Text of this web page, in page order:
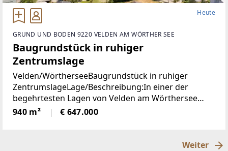
Heute
GRUND UND BODEN 9220 VELDEN AM WÖRTHER SEE
Baugrundstück in ruhiger
Zentrumslage
Velden/WörtherseeBaugrundstück in ruhiger
ZentrumslageLage/Beschreibung:In einer der
begehrtesten Lagen von Velden am Wörthersee
befindet sich dieses ca. 940 m² große Grundstück,
das mit seiner ruhigen und dennoch zentralen Lage
940 m² € 647.000
Weiter